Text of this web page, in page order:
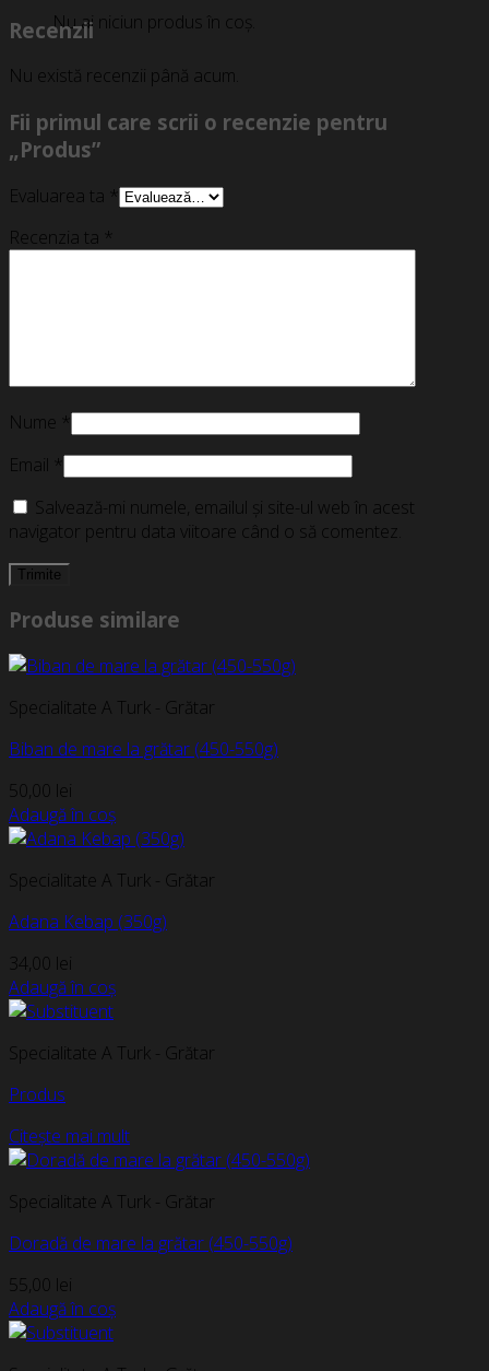
Nu ai niciun produs în coș.
Recenzii
Nu există recenzii până acum.
Fii primul care scrii o recenzie pentru
„Produs”
Evaluarea ta *
Recenzia ta *
Nume *
Email *
Salvează-mi numele, emailul și site-ul web în acest
navigator pentru data viitoare când o să comentez.
Produse similare
Specialitate A Turk - Grătar
Biban de mare la grătar (450-550g)
50,00 lei
Adaugă în coș
Specialitate A Turk - Grătar
Adana Kebap (350g)
34,00 lei
Adaugă în coș
Specialitate A Turk - Grătar
Produs
Citește mai mult
Specialitate A Turk - Grătar
Doradă de mare la grătar (450-550g)
55,00 lei
Adaugă în coș